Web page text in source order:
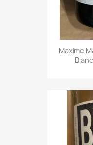
Maxime